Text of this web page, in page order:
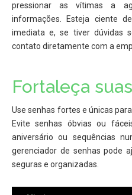
pressionar as vítimas a
informações. Esteja ciente
imediata e, se tiver dúvidas
contato diretamente com a
Fortaleça
Use senhas fortes e únicas
Evite senhas óbvias ou
aniversário ou sequências
gerenciador de senhas pode
seguras e organizadas.